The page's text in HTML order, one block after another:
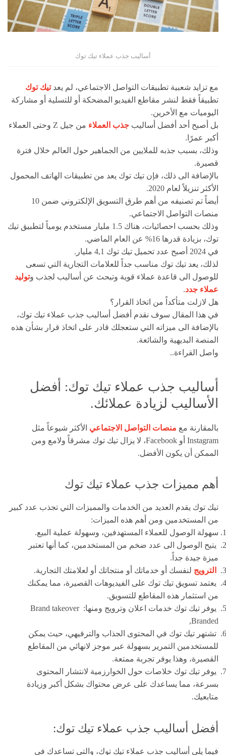
أساليب جذب عملاء تيك توك
مع تزايد شعبية تطبيقات التواصل الاجتماعي، لم يعدتيك توك
تطبيقاً فقط لنشر مقاطع الفيديو المضحكة أو للتسلية أو مشاركة
اليوميات مع الأخرين.
بل أصبح أحد أفضل أساليب جذب العملاء
من جيل Z وحتى العملاء
أكبر عمرًا.
وذلك، بسبب جذبه للملايين من الجماهير حول العالم خلال فترة
قصيرة.
بالإضافة الى ذلك، فإن تيك توك يعد من تطبيقات الهاتف المحمول
الأكثر تنزيلاً لعام 2020.
أيضاً تم تصنيفه من أهم طرق التسويق الإلكتروني ضمن 10
منصات التواصل الاجتماعي.
وذلك بحسب احصائيات، هناك 1.5 مليار مستخدم يومياً لتطبيق تيك
توك، بزيادة قدرها 16% عن العام الماضي.
في 2024 أصبح عدد تحميل تيك توك 4,1 مليار.
لذلك، يعد تيك توك مناسب جداً للعلامات التجارية التي تسعى
للوصول الى قاعدة عملاء قوية وتبحث عن أساليب لجذب وتوليد
عملاء جدد.
هل لازلت متأكداً من اتخاذ القرار؟
في هذا المقال سوف نقدم أفضل أساليب جذب عملاء تيك توك،
بالإضافة الى ميزاته التي ستعجلك قادر على اتخاذ قرار بشأن هذه
المنصة البديهية والشائعة.
واصل القراءة..
أساليب جذب عملاء تيك توك: أفضل
الأساليب لزيادة عملائك.
بالمقارنة مع منصات التواصل الاجتماعي الأكثر شيوعاً مثل
Instagram أو Facebook، لا يزال تيك توك مشرقاً ولامع ومن
الممكن أن يكون الأفضل.
أهم مميزات جذب عملاء تيك توك
تيك توك يقدم العديد من الخدمات والمميزات التي تجذب عدد كبير
من المستخدمين ومن أهم هذه الميزات:
سهولة الوصول للعملاء المستهدفين، وسهولة عملية البيع.
يتيح الوصول الى عدد ضخم من المستخدمين، كما أنها تعتبر
ميزة جيدة جداً.
الترويج لنفسك أو خدماتك أو منتجاتك أو لعلامتك التجارية.
يعتمد تسويق تيك توك على الفيديوهات القصيرة، مما يمكنك
من استثمار هذه المقاطع للتسويق.
يوفر تيك توك خدمات اعلان وترويج ومنها: Brand takeover
Branded,
تشتهر تيك توك في المحتوى الجذاب والترفيهي، حيث يمكن
للمستخدمين التمرير بسهولة عبر موجز لانهائي من المقاطع
القصيرة، وهذا يوفر تجربة ممتعة.
يوفر تيك توك خلاصات حول الخوارزمية لانتشار المحتوى
بسرعة، مما يساعدك على عرض محتواك بشكل أكبر وزيادة
متابعيك.
أفضل أساليب جذب عملاء تيك توك:
فيما يلي أساليب جذب عملاء تيك توك، والتي تساعدك في